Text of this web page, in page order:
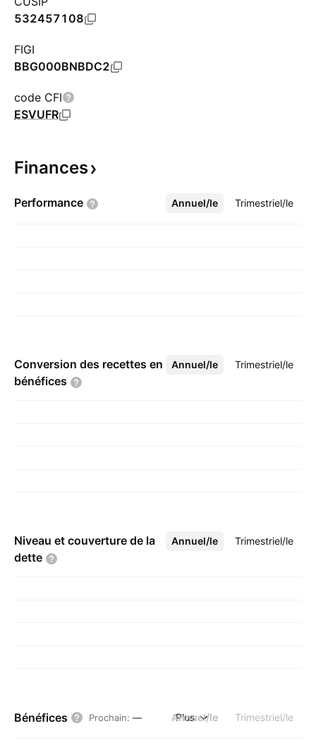
532457108
FIGI
BBG000BNBDC2
code CFI
ESVUFR
Finances
Performance Annuel/le Trimestriel/le
Plus
Conversion des recettes en
bénéfices
Annuel/le Trimestriel/le
Plus
Niveau et couverture de la
dette
Annuel/le Trimestriel/le
Plus
Bénéfices Prochain: — Annuel/le Trimestriel/le
Plus